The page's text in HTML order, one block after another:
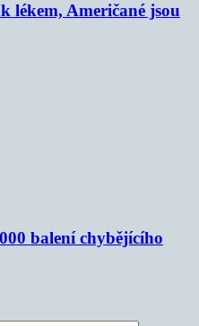
lékem, Američané jsou
balení chybějícího